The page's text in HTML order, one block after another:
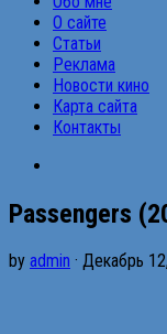
О сайте
Статьи
Реклама
Новости кино
Карта сайта
Контакты
Passengers
by admin · Декабрь